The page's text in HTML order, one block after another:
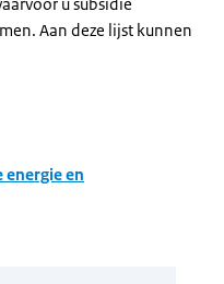
Aan deze lijst kunnen
en